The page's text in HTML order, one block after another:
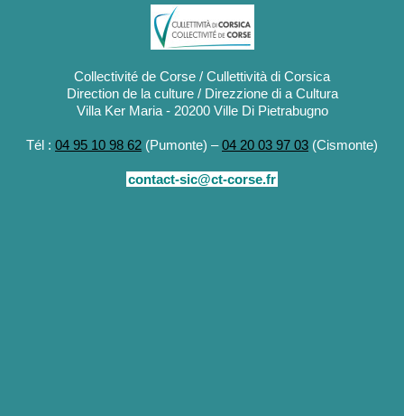
Collectivité de Corse / Cullettività di Corsica
Direction de la culture / Direzzione di a Cultura
Villa Ker Maria - 20200 Ville Di Pietrabugno
Tél : 04 95 10 98 62 (Pumonte) –04 20 03 97 03 (Cismonte)
contact-sic@ct-corse.fr